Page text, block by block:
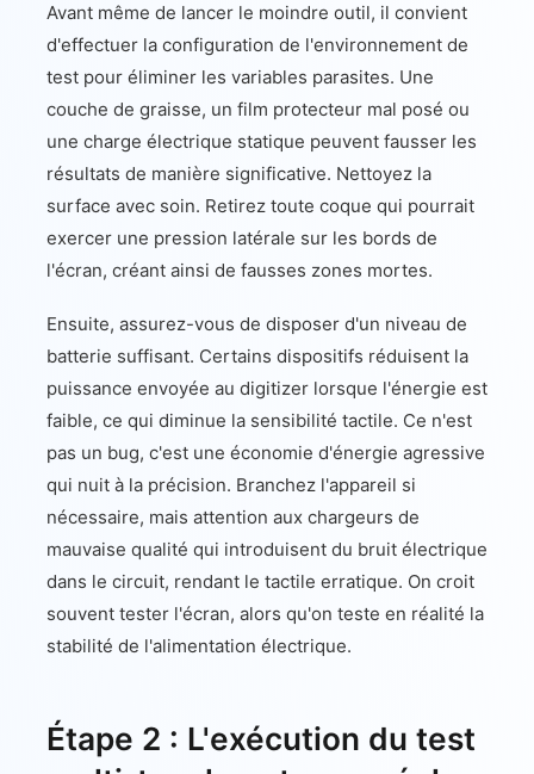
Avant même de lancer le moindre outil, il convient
d'effectuer la configuration de l'environnement de
test pour éliminer les variables parasites. Une
couche de graisse, un film protecteur mal posé ou
une charge électrique statique peuvent fausser les
résultats de manière significative. Nettoyez la
surface avec soin. Retirez toute coque qui pourrait
exercer une pression latérale sur les bords de
l'écran, créant ainsi de fausses zones mortes.
Ensuite, assurez-vous de disposer d'un niveau de
batterie suffisant. Certains dispositifs réduisent la
puissance envoyée au digitizer lorsque l'énergie est
faible, ce qui diminue la sensibilité tactile. Ce n'est
pas un bug, c'est une économie d'énergie agressive
qui nuit à la précision. Branchez l'appareil si
nécessaire, mais attention aux chargeurs de
mauvaise qualité qui introduisent du bruit électrique
dans le circuit, rendant le tactile erratique. On croit
souvent tester l'écran, alors qu'on teste en réalité la
stabilité de l'alimentation électrique.
Étape 2 : L'exécution du test